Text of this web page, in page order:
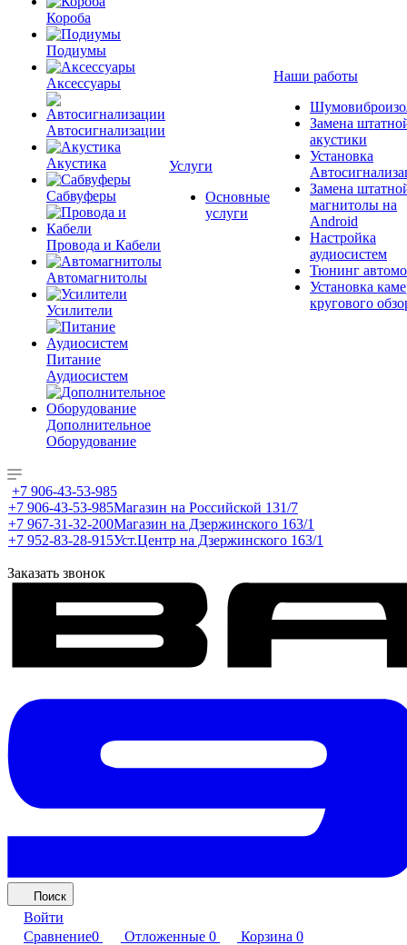
Короба
Подиумы
Аксессуары
Автосигнализации
Акустика
Сабвуферы
Провода и Кабели
Автомагнитолы
Усилители
Питание
Аудиосистем
Дополнительное
Оборудование
Услуги
Основные
услуги
Наши работы
Замена
акустики
Установка
Замена
магнитолы на
Android
Настройка
аудиосистем
Тюнинг
Установка
кругового
+7 906-43-53-985
+7 906-43-53-985Магазин на Российской 131/7
+7 967-31-32-200Магазин на Дзержинского 163/1
+7 952-83-28-915Уст.Центр на Дзержинского 163/1
Заказать звонок
Поиск
Войти
Сравнение0 Отложенные 0 Корзина 0